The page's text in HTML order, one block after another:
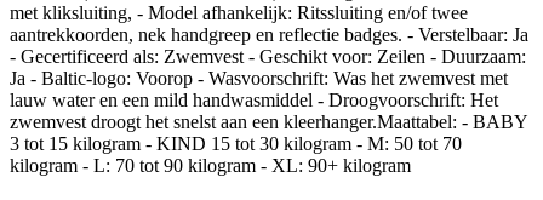
met kliksluiting, - Model afhankelijk: Ritssluiting en/of twee
aantrekkoorden, nek handgreep en reflectie badges. - Verstelbaar: Ja
- Gecertificeerd als: Zwemvest - Geschikt voor: Zeilen - Duurzaam:
Ja - Baltic-logo: Voorop - Wasvoorschrift: Was het zwemvest met
lauw water en een mild handwasmiddel - Droogvoorschrift: Het
zwemvest droogt het snelst aan een kleerhanger.Maattabel: - BABY
3 tot 15 kilogram - KIND 15 tot 30 kilogram - M: 50 tot 70
kilogram - L: 70 tot 90 kilogram - XL: 90+ kilogram